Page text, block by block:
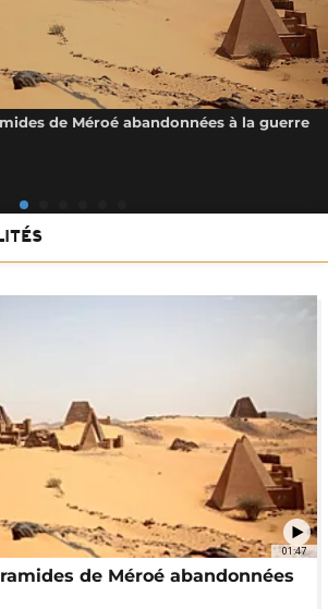
de Méroé abandonnées à la guerre
01:47
de Méroé abandonnées